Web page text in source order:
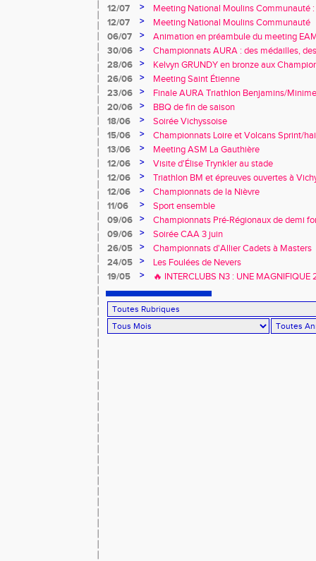
12/07 >
Meeting National Moulins Communauté
12/07
>
Meeting National Moulins Communauté
06/07
>
Animation en préambule du meeting
30/06
>
Championnats AURA : des médailles,
promesses !
28/06 >
Kelvyn GRUNDY en bronze aux
26/06
>
Meeting Saint Étienne
23/06
>
Finale AURA Triathlon Benjamins/
20/06
>
BBQ de fin de saison
18/06
>
Soirée Vichyssoise
15/06
>
Championnats Loire et Volcans Sprint/
13/06
>
Meeting ASM La Gauthière
12/06
>
Visite d'Élise Trynkler au stade
12/06
>
Triathlon BM et épreuves ouvertes à
12/06
>
Championnats de la Nièvre
11/06
>
Sport ensemble
09/06
>
Championnats Pré-Régionaux de demi
09/06
>
Soirée CAA 3 juin
26/05
>
Championnats d'Allier Cadets à Masters
24/05
>
Les Foulées de Nevers
19/05
>
🔥 INTERCLUBS N3 : UNE MAGNIFIQUE